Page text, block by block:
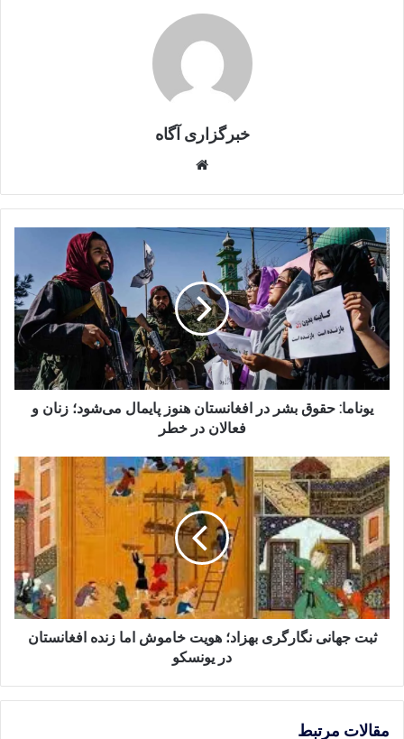
خبرگزاری آگاه
یوناما:
حقوق
بشر
در
افغانستان
هنوز
پایمال
می‌شود؛
زنان
خطر
یوناما: حقوق بشر در افغانستان هنوز پایمال می‌شود؛ زنان و
فعالان در خطر
ثبت
جهانی
نگارگری
بهزاد؛
هویت
خاموش
اما
زنده
افغانستان
ثبت جهانی نگارگری بهزاد؛ هویت خاموش اما زنده افغانستان
در یونسکو
مقالات مرتبط